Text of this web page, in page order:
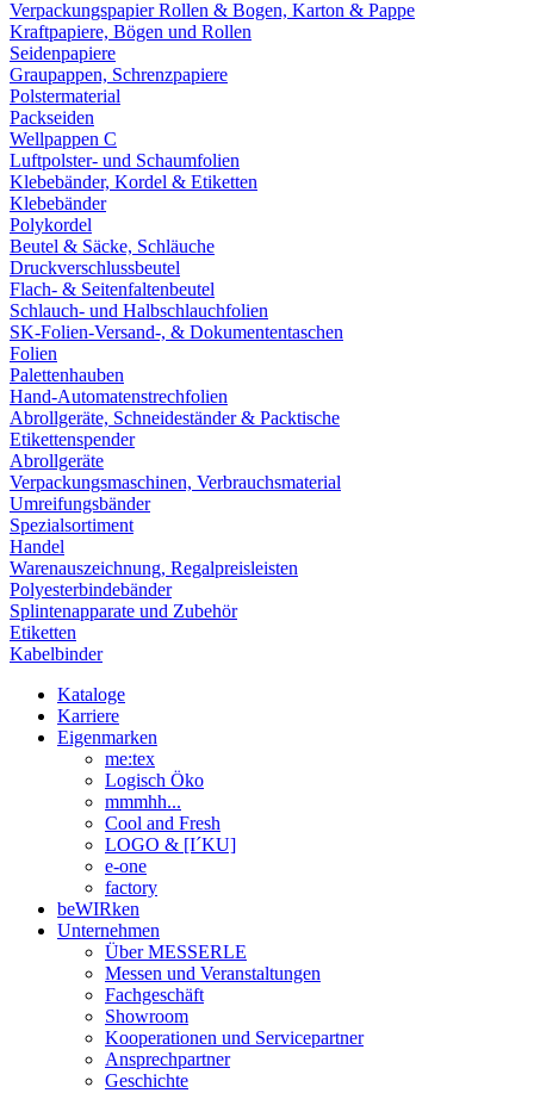
Verpackungspapier Rollen & Bogen, Karton & Pappe
Kraftpapiere, Bögen und Rollen
Seidenpapiere
Graupappen, Schrenzpapiere
Polstermaterial
Packseiden
Wellpappen C
Luftpolster- und Schaumfolien
Klebebänder, Kordel & Etiketten
Klebebänder
Polykordel
Beutel & Säcke, Schläuche
Druckverschlussbeutel
Flach- & Seitenfaltenbeutel
Schlauch- und Halbschlauchfolien
SK-Folien-Versand-, & Dokumententaschen
Folien
Palettenhauben
Hand-Automatenstrechfolien
Abrollgeräte, Schneideständer & Packtische
Etikettenspender
Abrollgeräte
Verpackungsmaschinen, Verbrauchsmaterial
Umreifungsbänder
Spezialsortiment
Handel
Warenauszeichnung, Regalpreisleisten
Polyesterbindebänder
Splintenapparate und Zubehör
Etiketten
Kabelbinder
Kataloge
Karriere
Eigenmarken
me:tex
Logisch Öko
mmmhh...
Cool and Fresh
LOGO & [I´KU]
e-one
factory
beWIRken
Unternehmen
Über MESSERLE
Messen und Veranstaltungen
Fachgeschäft
Showroom
Kooperationen und Servicepartner
Ansprechpartner
Geschichte